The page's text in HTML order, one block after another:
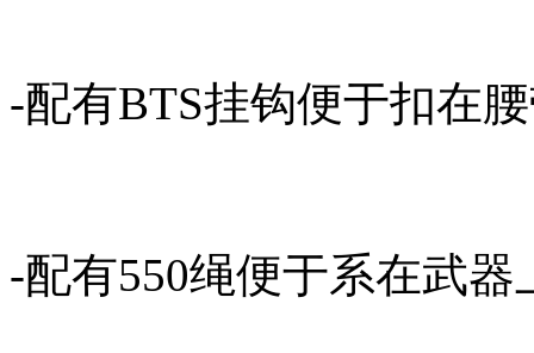
-配有BTS挂钩便于扣在
-配有550绳便于系在武器